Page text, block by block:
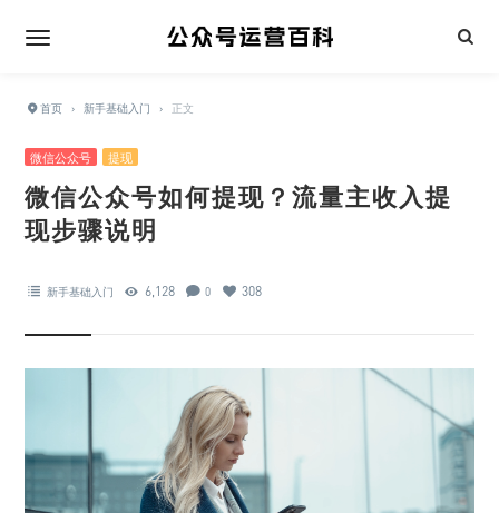
首页 › 新手基础入门 › 正文
微信公众号 提现
微信公众号如何提现？流量主收入提
现步骤说明
新手基础入门 6,128 0 308